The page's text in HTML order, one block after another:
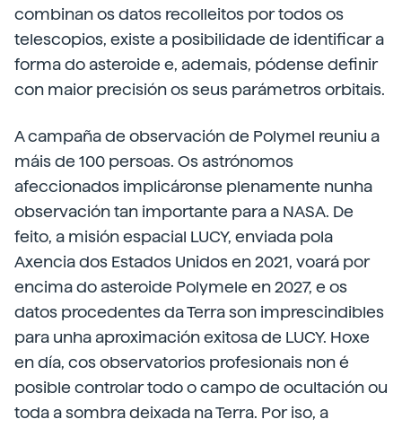
combinan os datos recolleitos por todos os
telescopios, existe a posibilidade de identificar a
forma do asteroide e, ademais, pódense definir
con maior precisión os seus parámetros orbitais.
A campaña de observación de Polymel reuniu a
máis de 100 persoas. Os astrónomos
afeccionados implicáronse plenamente nunha
observación tan importante para a NASA. De
feito, a misión espacial LUCY, enviada pola
Axencia dos Estados Unidos en 2021, voará por
encima do asteroide Polymele en 2027, e os
datos procedentes da Terra son imprescindibles
para unha aproximación exitosa de LUCY. Hoxe
en día, cos observatorios profesionais non é
posible controlar todo o campo de ocultación ou
toda a sombra deixada na Terra. Por iso, a